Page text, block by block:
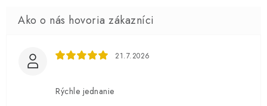
21.7.2026
Rýchle jednanie